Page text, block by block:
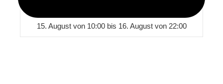
15. August von 10:00bis 16. August von 22:00